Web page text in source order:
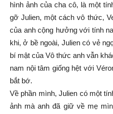
hình ảnh của cha cô, là một
gỡ Julien, một cách vô thức,
của anh cộng hưởng với tính
khi, ở bề ngoài, Julien có vẻ
bí mật của Vô thức anh vẫn
nam nội tâm giống hệt với
bắt bớ.
Về phần mình, Julien có một
ảnh mà anh đã giữ về mẹ